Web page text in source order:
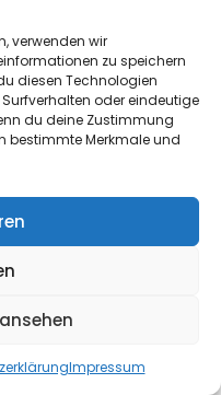
verwenden wir
zu speichern
diesen Technologien
oder eindeutige
du deine Zustimmung
bestimmte Merkmale und
Impressum